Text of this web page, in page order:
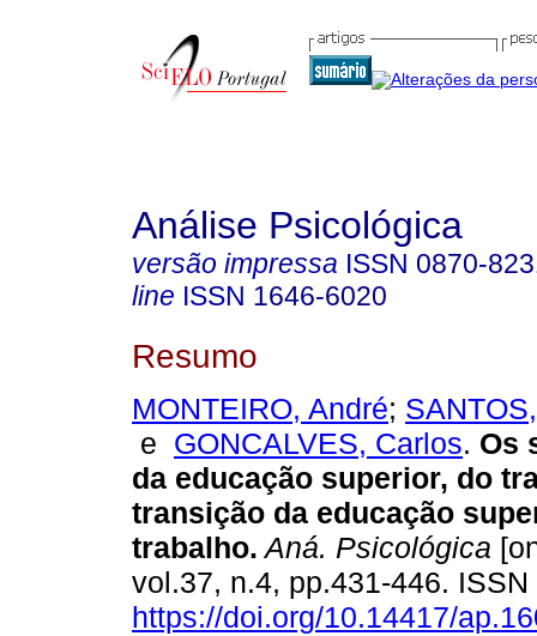
Análise Psicológica
versão impressa ISSN 0870-
line ISSN 1646-6020
Resumo
MONTEIRO, André;
e GONCALVES, Carlos. Os
da educação superior, do
transição da educação
trabalho. Aná. Psicológica
vol.37, n.4, pp.431-446.
https://doi.org/10.14417/